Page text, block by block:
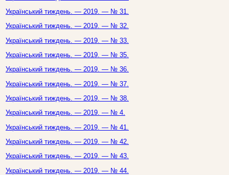
Український тиждень. — 2019. — № 31.
Український тиждень. — 2019. — № 32.
Український тиждень. — 2019. — № 33.
Український тиждень. — 2019. — № 35.
Український тиждень. — 2019. — № 36.
Український тиждень. — 2019. — № 37.
Український тиждень. — 2019. — № 38.
Український тиждень. — 2019. — № 4.
Український тиждень. — 2019. — № 41.
Український тиждень. — 2019. — № 42.
Український тиждень. — 2019. — № 43.
Український тиждень. — 2019. — № 44.